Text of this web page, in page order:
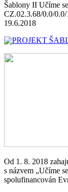
Šablony II Učíme
CZ.02.3.68/0.0/
19.6.2018
PROJEKT
Od 1. 8. 2018
s názvem „Učíme
spolufinancován